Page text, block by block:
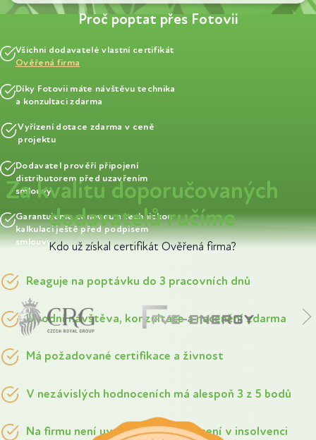
Proč poptat přes Fotovii
Všichni dodavatelé vlastní certifikát
Ověřená firma
Díky Fotovii máte návštěvu technika
a konzultaci zdarma
Vyřízení dotace zdarma v ceně
projektu
Dodavatel prověří připojení
distributorem před uzavřením
smlouvy
Garantujeme cenovou a technickou
kalkulaci ještě před podpisem
smlouvy
Za kvalitu doporučovaných
dodavatelů ručíme
Kdo už získal certifikát Ověřená firma?
Reaguje na poptávku do 3 pracovních dnů
Úvodní návštěva, konzultace a nacenění zdarma
Má požadované certifikace a živnost
V nezávislých hodnoceních má alespoň 3 z 5 bodů
Na firmu není uvalena exekuce a není v insolvenci